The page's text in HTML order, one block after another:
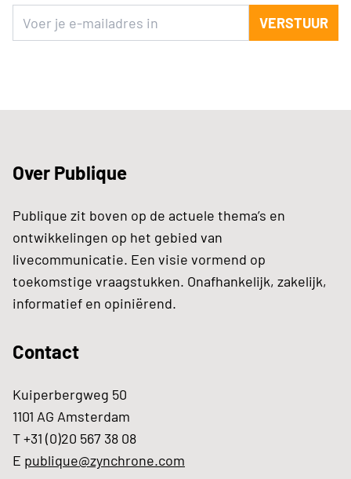
VERSTUUR
Over Publique
Publique zit boven op de actuele thema’s en
ontwikkelingen op het gebied van
livecommunicatie. Een visie vormend op
toekomstige vraagstukken. Onafhankelijk, zakelijk,
informatief en opiniërend.
Contact
Kuiperbergweg 50
1101 AG Amsterdam
T +31 (0)20 567 38 08
E publique@zynchrone.com